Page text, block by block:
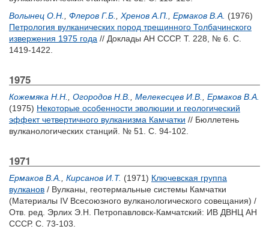
Волынец О.Н.
Флеров Г.Б. Хренов А.П. Ермаков В.А. (1976)
Петрология вулканических пород трещинного Толбачинского
извержения 1975 года // Доклады АН СССР. Т. 228, № 6. С.
1419-1422.
1975
Кожемяка Н.Н. Огородов Н.В. Мелекесцев И.В.
Ермаков В.А.
(1975) Некоторые особенности эволюции и геологический
эффект четвертичного вулканизма Камчатки // Бюллетень
вулканологических станций. № 51. С. 94-102.
1971
Ермаков В.А. Кирсанов И.Т. (1971) Ключевская группа
вулканов / Вулканы, геотермальные системы Камчатки
(Материалы IV Всесоюзного вулканологического совещания) /
Отв. ред. Эрлих Э.Н.
Петропавловск-Камчатский: ИВ ДВНЦ АН
СССР. С. 73-103.